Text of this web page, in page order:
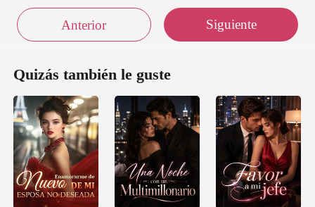
Anterior Siguiente
Quizás también le guste